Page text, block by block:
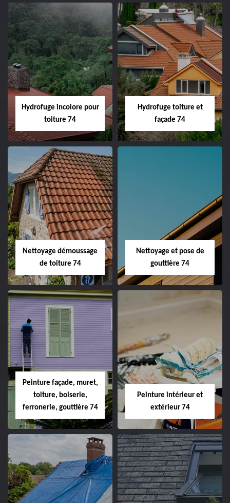
Hydrofuge incolore pour
toiture 74
Hydrofuge toiture et
façade 74
Nettoyage démoussage
de toiture 74
Nettoyage et pose de
gouttière 74
Peinture façade, muret,
toiture, boiserie,
ferronerie, gouttière 74
Peinture intérieur et
extérieur 74